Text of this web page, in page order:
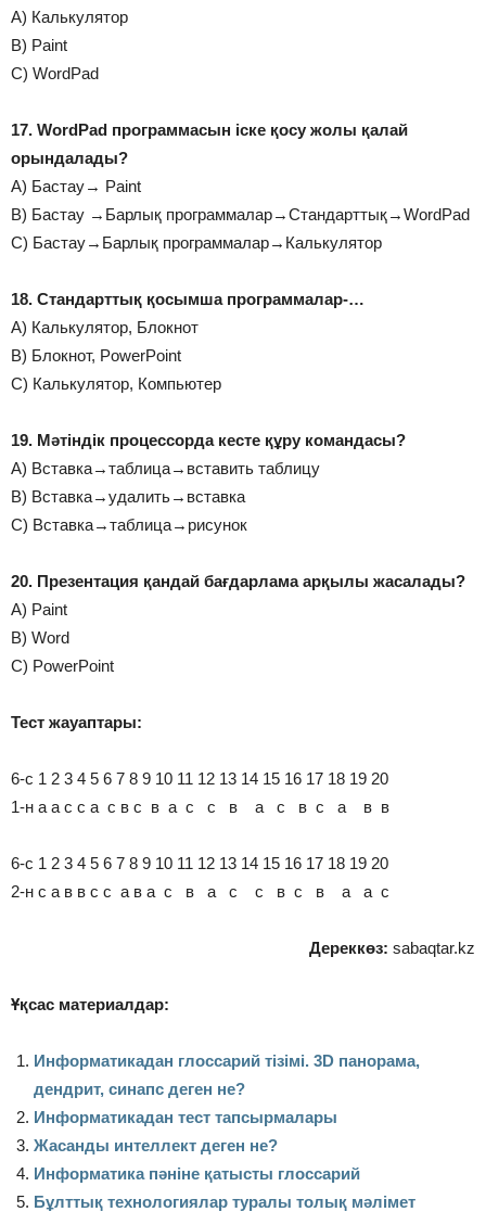
А) Калькулятор
В) Paint
С) WordPad
17. WordPad программасын іске қосу жолы қалай
орындалады?
А) Бастау→ Paint
В) Бастау →Барлық программалар→Стандарттық→WordPad
С) Бастау→Барлық программалар→Калькулятор
18. Стандарттық қосымша программалар-…
А) Калькулятор, Блокнот
В) Блокнот, PowerPoint
C) Калькулятор, Компьютер
19. Мәтіндік процессорда кесте құру командасы?
А) Вставка→таблица→вставить таблицу
В) Вставка→удалить→вставка
С) Вставка→таблица→рисунок
20. Презентация қандай бағдарлама арқылы жасалады?
А) Paint
В) Word
С) PowerPoint
Тест жауаптары:
6-с 1 2 3 4 5 6 7 8 9 10 11 12 13 14 15 16 17 18 19 20
1-н а а с с а с в с в а с с в а с в с а в в
6-с 1 2 3 4 5 6 7 8 9 10 11 12 13 14 15 16 17 18 19 20
2-н с а в в с с а в а с в а с с в с в а а c
Дереккөз: sabaqtar.kz
Ұқсас материалдар:
Информатикадан глоссарий тізімі. 3D панорама,
дендрит, синапс деген не?
Информатикадан тест тапсырмалары
Жасанды интеллект деген не?
Информатика пәніне қатысты глоссарий
Бұлттық технологиялар туралы толық мәлімет